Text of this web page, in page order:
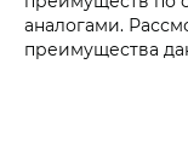
аналогами.
преимущества